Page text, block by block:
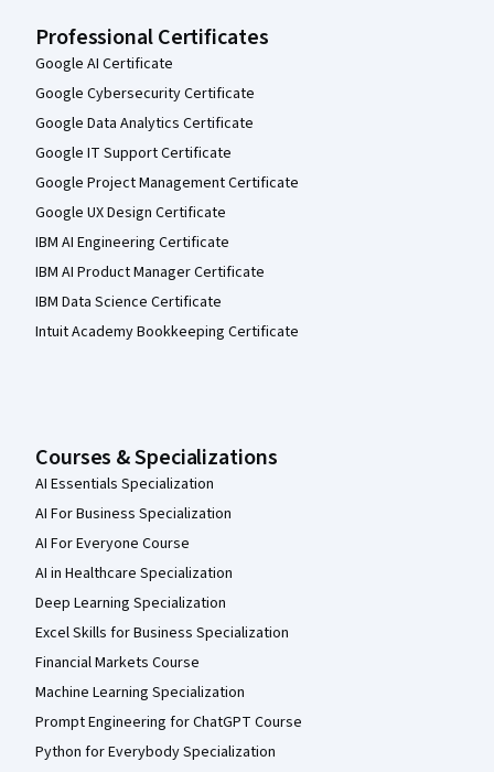
Professional Certificates
Google AI Certificate
Google Cybersecurity Certificate
Google Data Analytics Certificate
Google IT Support Certificate
Google Project Management Certificate
Google UX Design Certificate
IBM AI Engineering Certificate
IBM AI Product Manager Certificate
IBM Data Science Certificate
Intuit Academy Bookkeeping Certificate
Courses & Specializations
AI Essentials Specialization
AI For Business Specialization
AI For Everyone Course
AI in Healthcare Specialization
Deep Learning Specialization
Excel Skills for Business Specialization
Financial Markets Course
Machine Learning Specialization
Prompt Engineering for ChatGPT Course
Python for Everybody Specialization